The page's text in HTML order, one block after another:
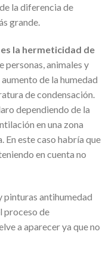
la diferencia de
grande.
la hermeticidad de
personas, animales y
de la humedad
de condensación.
dependiendo de la
en una zona
En este caso habría que
en cuenta no
pinturas antihumedad
proceso de
a aparecer ya que no